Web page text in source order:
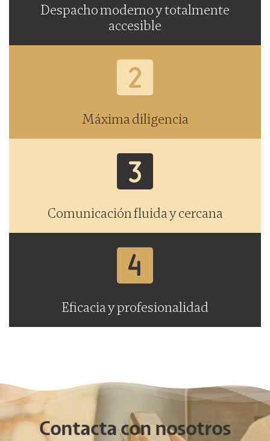
Despacho moderno y totalmente
accesible
Máxima diligencia
Comunicación fluida y cercana
Eficacia y profesionalidad
Contacta con nosotros